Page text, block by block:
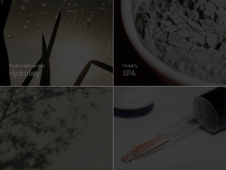
Wody kwiatowe oraz
Hydrolaty
Produkty
SPA